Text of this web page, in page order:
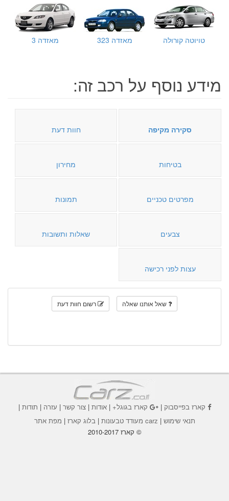
טויוטה קורולה מאזדה 323 מאזדה 3
מידע נוסף על רכב זה:
סקירה מקיפה חוות דעת
בטיחות מחירון
מפרטים טכניים תמונות
צבעים שאלות ותשובות
עצות לפני רכישה
שאל אותנו שאלה רשום חוות דעת
קארז בפייסבוק| קארז בגוגל+|אודות |צור קשר | עזרה | תודות |
תנאי שימוש | carz מעודד טבעונות | בלוג קארז | מפת אתר
© קארז 2010-2017